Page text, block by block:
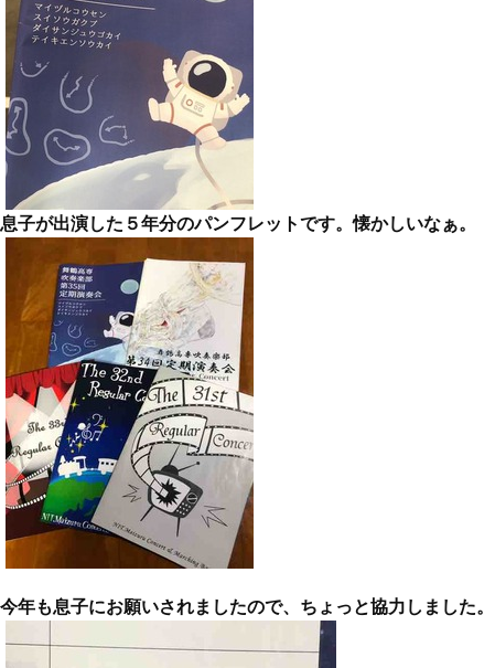
息子が出演した５年分のパンフレットです。懐かしいなぁ。
今年も息子にお願いされましたので、ちょっと協力しました。